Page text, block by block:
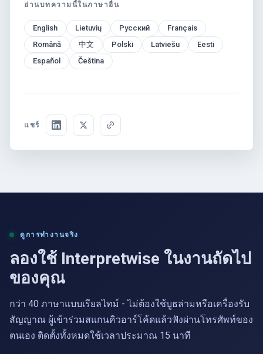
อ่านบทความนี้ในภาษาอื่น
English Lietuvių Русский
Français
Română
中文 Polski Latviešu
Eesti
Español
Čeština
แชร์
ดูการทำงานจริง
ลองใช้ Interpretwise ในงานถัดไป
ของคุณ
กว่า 40 ภาษาแบบเรียลไทม์ - ไม่ต้องใช้บูธล่ามหรือเครื่องรับ
สัญญาณ ผู้เข้าร่วมสแกนคิวอาร์โค้ดแล้วฟังผ่านโทรศัพท์ของ
ตนเอง ติดตั้งทั้งหมดใช้เวลาประมาณ 15 นาที